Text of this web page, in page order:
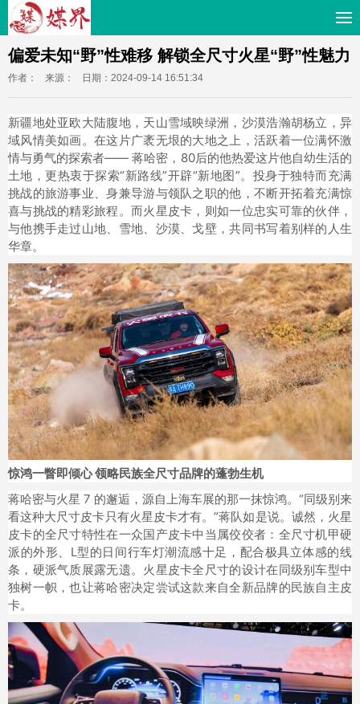
偏爱未知“野”性难移 解锁全尺寸火星“野”性魅力
作者： 来源： 日期：2024-09-14 16:51:34
新疆地处亚欧大陆腹地，天山雪域映绿洲，沙漠浩瀚胡杨立，异
域风情美如画。在这片广袤无垠的大地之上，活跃着一位满怀激
情与勇气的探索者—— 蒋哈密，80后的他热爱这片他自幼生活的
土地，更热衷于探索“新路线”开辟“新地图”。投身于独特而充满
挑战的旅游事业、身兼导游与领队之职的他，不断开拓着充满惊
喜与挑战的精彩旅程。而火星皮卡，则如一位忠实可靠的伙伴，
与他携手走过山地、雪地、沙漠、戈壁，共同书写着别样的人生
华章。
惊鸿一瞥即倾心 领略民族全尺寸品牌的蓬勃生机
蒋哈密与火星 7 的邂逅，源自上海车展的那一抹惊鸿。“同级别来
看这种大尺寸皮卡只有火星皮卡才有。”蒋队如是说。诚然，火星
皮卡的全尺寸特性在一众国产皮卡中当属佼佼者：全尺寸机甲硬
派的外形、L型的日间行车灯潮流感十足，配合极具立体感的线
条，硬派气质展露无遗。火星皮卡全尺寸的设计在同级别车型中
独树一帜，也让蒋哈密决定尝试这款来自全新品牌的民族自主皮
卡。